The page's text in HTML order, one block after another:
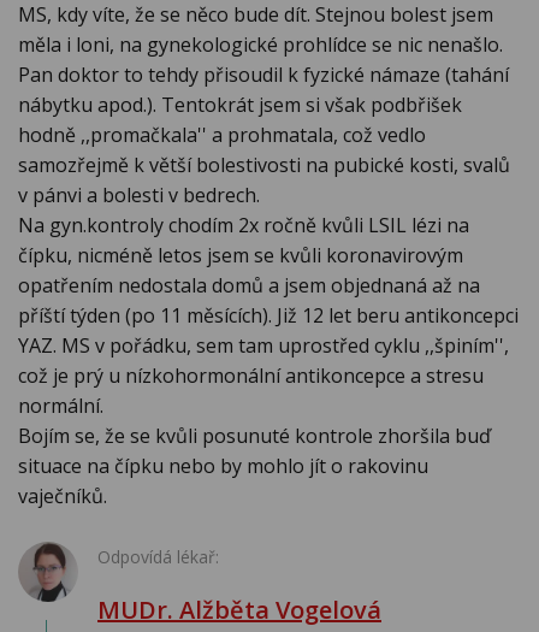
MS, kdy víte, že se něco bude dít. Stejnou bolest jsem
měla i loni, na gynekologické prohlídce se nic nenašlo.
Pan doktor to tehdy přisoudil k fyzické námaze (tahání
nábytku apod.). Tentokrát jsem si však podbřišek
hodně ,,promačkala'' a prohmatala, což vedlo
samozřejmě k větší bolestivosti na pubické kosti, svalů
v pánvi a bolesti v bedrech.
Na gyn.kontroly chodím 2x ročně kvůli LSIL lézi na
čípku, nicméně letos jsem se kvůli koronavirovým
opatřením nedostala domů a jsem objednaná až na
příští týden (po 11 měsících). Již 12 let beru antikoncepci
YAZ. MS v pořádku, sem tam uprostřed cyklu ,,špiním'',
což je prý u nízkohormonální antikoncepce a stresu
normální.
Bojím se, že se kvůli posunuté kontrole zhoršila buď
situace na čípku nebo by mohlo jít o rakovinu
vaječníků.
Odpovídá lékař:
MUDr. Alžběta Vogelová